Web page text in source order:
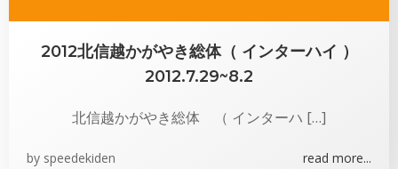
2012北信越かがやき総体（ インターハイ ）
2012.7.29~8.2
北信越かがやき総体 （ インターハ […]
by speedekiden read more...